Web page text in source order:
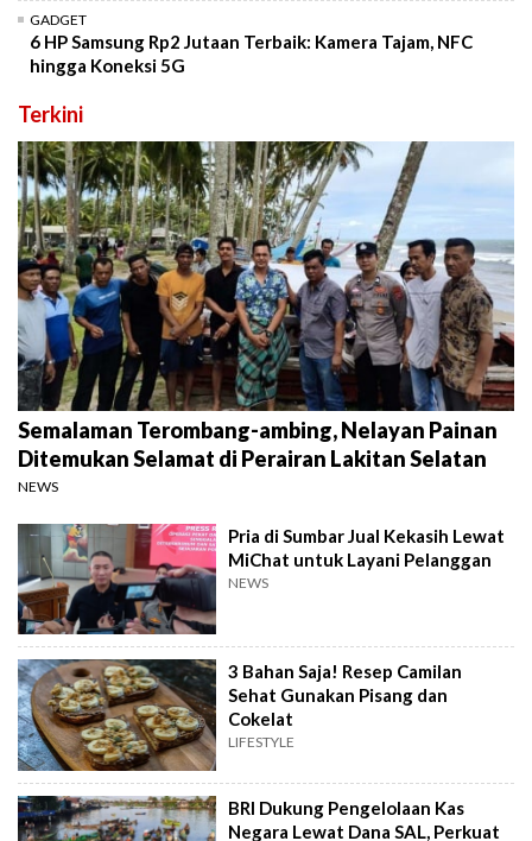
GADGET
6 HP Samsung Rp2 Jutaan Terbaik: Kamera Tajam, NFC
hingga Koneksi 5G
Terkini
Semalaman Terombang-ambing, Nelayan Painan
Ditemukan Selamat di Perairan Lakitan Selatan
NEWS
Pria di Sumbar Jual Kekasih Lewat
MiChat untuk Layani Pelanggan
NEWS
3 Bahan Saja! Resep Camilan
Sehat Gunakan Pisang dan
Cokelat
LIFESTYLE
BRI Dukung Pengelolaan Kas
Negara Lewat Dana SAL, Perkuat